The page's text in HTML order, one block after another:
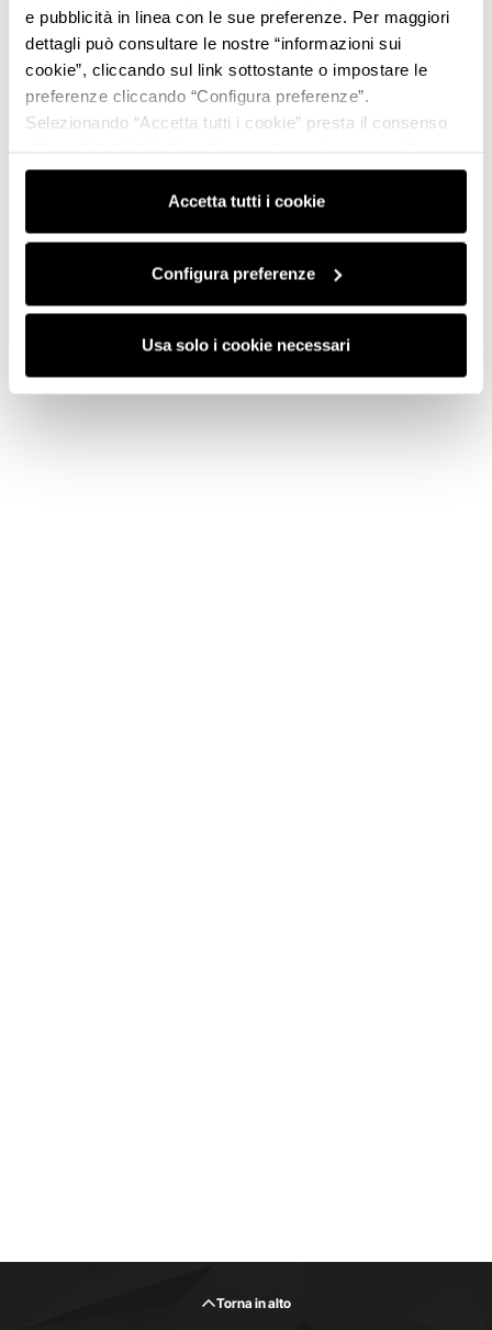
e pubblicità in linea con le sue preferenze. Per maggiori
dettagli può consultare le nostre “informazioni sui
cookie”, cliccando sul link sottostante o impostare le
preferenze cliccando “Configura preferenze”.
Selezionando “Accetta tutti i cookie” presta il consenso
consenso cliccando su “Usa solo i cookie necessari” e
saranno attivati i soli cookie tecnici necessari al corretto
funzionamento del sito.
Accetta tutti i cookie
Configura preferenze
Usa solo i cookie necessari
Torna in alto